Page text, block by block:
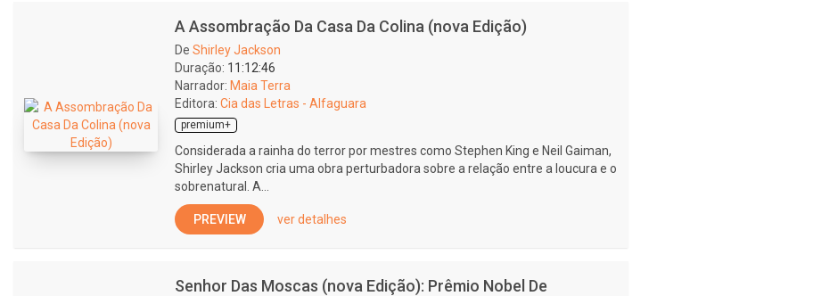
A Assombração Da Casa Da Colina (nova Edição)
De Shirley Jackson
Duração: 11:12:46
Narrador: Maia Terra
Editora: Cia das Letras - Alfaguara
premium+
Considerada a rainha do terror por mestres como Stephen King e Neil Gaiman,
Shirley Jackson cria uma obra perturbadora sobre a relação entre a loucura e o
sobrenatural. A...
PREVIEW ver detalhes
Senhor Das Moscas (nova Edição): Prêmio Nobel De